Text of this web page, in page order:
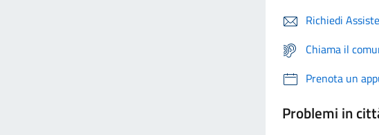
Richiedi
Chiama il
Prenota un
Problemi in